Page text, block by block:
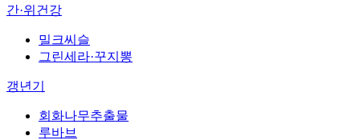
간·위건강
밀크씨슬
그린세라·꾸지뽕
갱년기
회화나무추출물
루바브